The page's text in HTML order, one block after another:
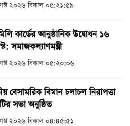
২০২৬ বিকাল ০৫:২১:৫৯
কার্ডের আনুষ্ঠানিক উদ্বোধন ১৬
সমাজকল্যাণমন্ত্রী
২০২৬ বিকাল ০৫:২০:০৬
বেসামরিক বিমান চলাচল নিরাপত্তা
সভা অনুষ্ঠিত
২০২৬ বিকাল ০৪:৪৫:৫১